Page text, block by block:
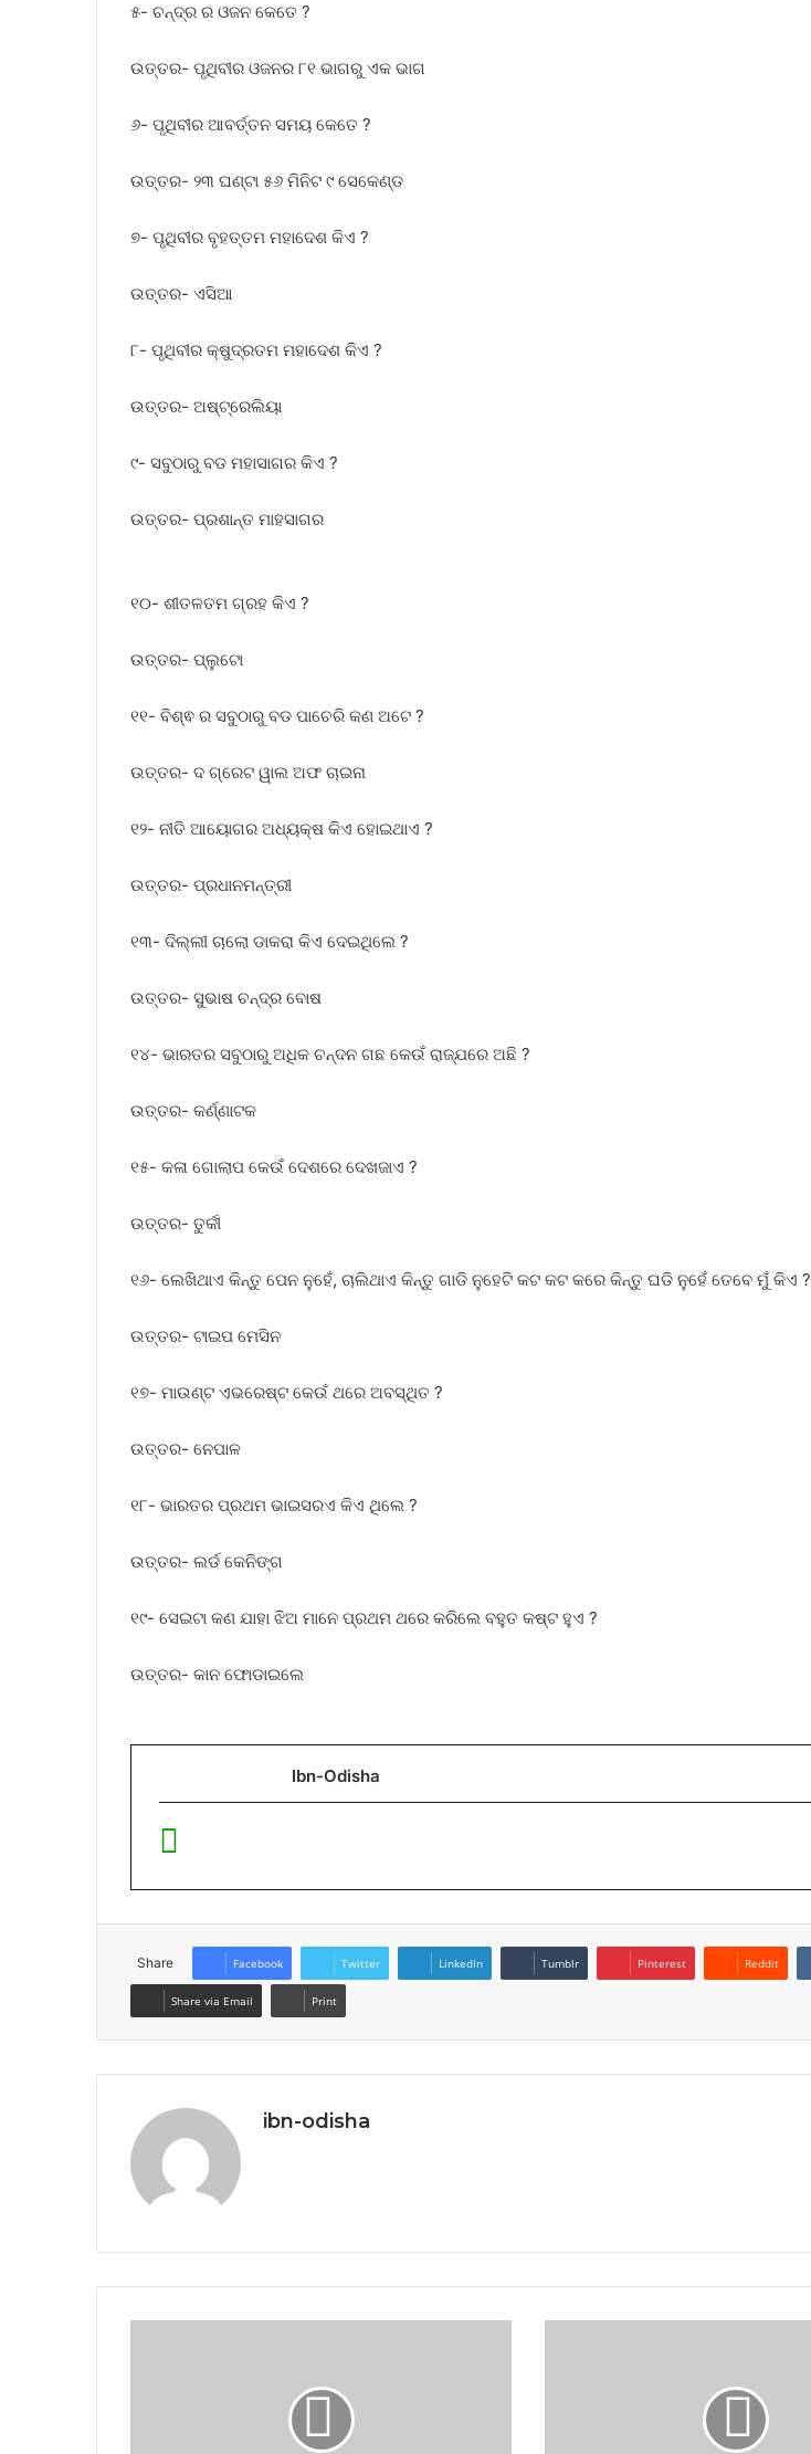
୫- ଚନ୍ଦ୍ର ର ଓଜନ କେତେ ?
ଉତ୍ତର- ପୃଥିବୀର ଓଜନର ୮୧ ଭାଗରୁ ଏକ ଭାଗ
୬- ପୃଥିବୀର ଆବର୍ତ୍ତନ ସମୟ କେତେ ?
ଉତ୍ତର- ୨୩ ଘଣ୍ଟା ୫୬ ମିନିଟ ୯ ସେକେଣ୍ଡ
୭- ପୃଥିବୀର ବୃହତ୍ତମ ମହାଦେଶ କିଏ ?
ଉତ୍ତର- ଏସିଆ
୮- ପୃଥିବୀର କ୍ଷୁଦ୍ରତମ ମହାଦେଶ କିଏ ?
ଉତ୍ତର- ଅଷ୍ଟ୍ରେଲିୟା
୯- ସବୁଠାରୁ ବଡ ମହାସାଗର କିଏ ?
ଉତ୍ତର- ପ୍ରଶାନ୍ତ ମାହସାଗର
୧୦- ଶୀତଳତମ ଗ୍ରହ କିଏ ?
ଉତ୍ତର- ପ୍ଲୁଟୋ
୧୧- ବିଶ୍ଵ ର ସବୁଠାରୁ ବଡ ପାଚେରି କଣ ଅଟେ ?
ଉତ୍ତର- ଦ ଗ୍ରେଟ ୱାଲ ଅଫ ଚାଇନା
୧୨- ନୀତି ଆୟୋଗର ଅଧ୍ୟକ୍ଷ କିଏ ହୋଇଥାଏ ?
ଉତ୍ତର- ପ୍ରଧାନମନ୍ତ୍ରୀ
୧୩- ଦିଲ୍ଲୀ ଚାଲୋ ଡାକରା କିଏ ଦେଇଥିଲେ ?
ଉତ୍ତର- ସୁଭାଷ ଚନ୍ଦ୍ର ବୋଷ
୧୪- ଭାରତର ସବୁଠାରୁ ଅଧିକ ଚନ୍ଦନ ଗଛ କେଉଁ ରାଜ୍ଯରେ ଅଛି ?
ଉତ୍ତର- କର୍ଣ୍ଣାଟକ
୧୫- କଳା ଗୋଲାପ କେଉଁ ଦେଶରେ ଦେଖଜାଏ ?
ଉତ୍ତର- ତୁର୍କୀ
୧୬- ଲେଖିଥାଏ କିନ୍ତୁ ପେନ ନୁହେଁ, ଚାଲିଥାଏ କିନ୍ତୁ ଗାଡି ନୁହେଟି କଟ କଟ କରେ କିନ୍ତୁ ଘଡି ନୁହେଁ ତେବେ ମୁଁ କିଏ ?
ଉତ୍ତର- ଟାଇପ ମେସିନ
୧୭- ମାଉଣ୍ଟ ଏଭରେଷ୍ଟ କେଉଁ ଥରେ ଅବସ୍ଥିତ ?
ଉତ୍ତର- ନେପାଳ
୧୮- ଭାରତର ପ୍ରଥମ ଭାଇସରଏ କିଏ ଥିଲେ ?
ଉତ୍ତର- ଲର୍ଡ କେନିଙ୍ଗ
୧୯- ସେଇଟା କଣ ଯାହା ଝିଅ ମାନେ ପ୍ରଥମ ଥରେ କରିଲେ ବହୁତ କଷ୍ଟ ହୁଏ ?
ଉତ୍ତର- କାନ ଫୋଡାଇଲେ
Ibn-Odisha
Share Facebook Twitter LinkedIn Tumblr Pinterest Reddit
Share via Email Print
ibn-odisha